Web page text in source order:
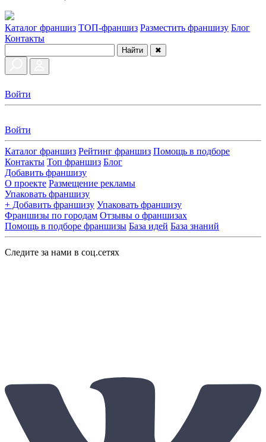
Каталог франшиз ТОП-франшиз Разместить франшизу Блог
Контакты
Найти ✖
Войти
Войти
Каталог франшиз Рейтинг франшиз Помощь в подборе
Контакты Топ франшиз Блог
Добавить франшизу
О проекте Размещение рекламы
Упаковать франшизу
+ Добавить франшизу Упаковать франшизу
Франшизы по городам Отзывы о франшизах
Помощь в подборе франшизы База идей База знаний
Следите за нами в соц.сетях